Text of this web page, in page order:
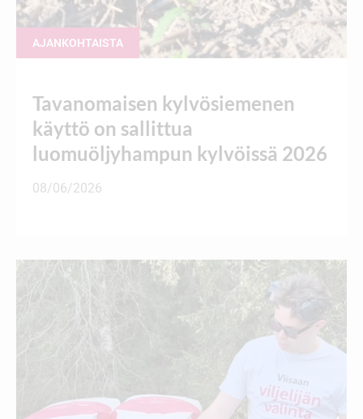
AJANKOHTAISTA
Tavanomaisen kylvösiemenen
käyttö on sallittua
luomuöljyhampun kylvöissä 2026
08/06/2026